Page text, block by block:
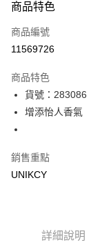
icash Pay
信用卡一次付款
LINE Pay
Apple Pay
商品特色
商品編號
11569726
商品特色
貨號：283086
增添怡人香氣
銷售重點
UNIKCY
詳細說明